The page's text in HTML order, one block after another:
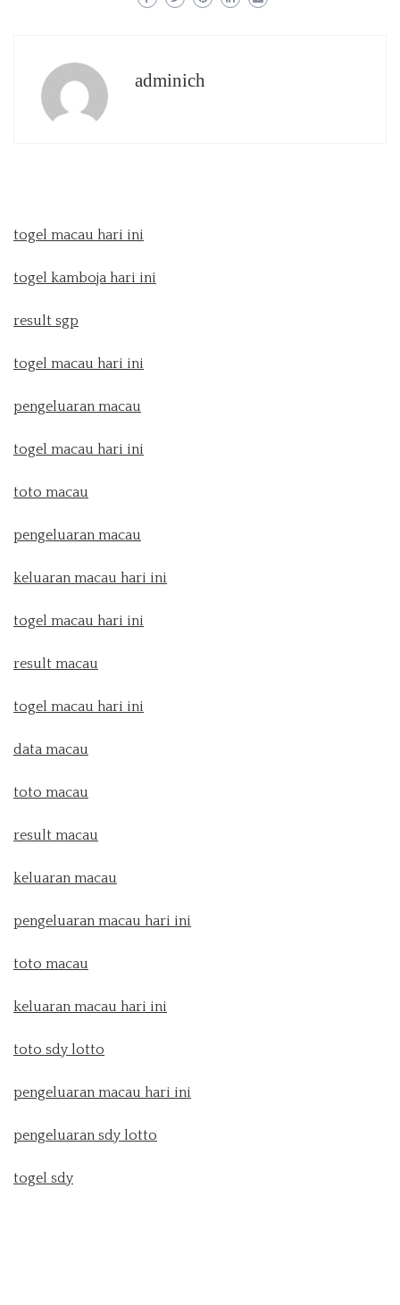
adminich
togel macau hari ini
togel kamboja hari ini
result sgp
togel macau hari ini
pengeluaran macau
togel macau hari ini
toto macau
pengeluaran macau
keluaran macau hari ini
togel macau hari ini
result macau
togel macau hari ini
data macau
toto macau
result macau
keluaran macau
pengeluaran macau hari ini
toto macau
keluaran macau hari ini
toto sdy lotto
pengeluaran macau hari ini
pengeluaran sdy lotto
togel sdy